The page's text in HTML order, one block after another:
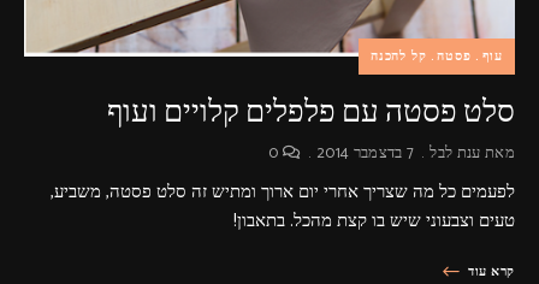
עוף פסטה קל להכנה
סלט פסטה עם פלפלים קלויים ועוף
מאתענת לבל 7 בדצמבר 2014
לפעמים כל מה שצריך אחרי יום ארוך ומתיש זה סלט פסטה, משביע,
טעים וצבעוני שיש בו קצת מהכל. בתאבון!
קרא עוד